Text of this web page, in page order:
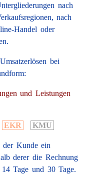
nach
nach
Handel oder
bei
und Leistungen
EKR KMU
der Kunde ein
derer die Rechnung
Tage und 30 Tage.